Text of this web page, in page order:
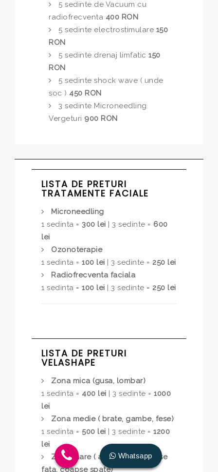
5 sedinte de Vacuum cu
radiofrecventa 400 RON
5 sedinte electrostimulare 150
RON
5 sedinte drenaj limfatic 150
RON
5 sedinte shock wave ( unde
soc ) 450 RON
3 sedinte Microneedling
Vergeturi 900 RON
LISTA DE PRETURI
TRATAMENTE FACIALE
Microneedling
1 sedinta = 300 lei | 3 sedinte = 600
lei
Ozonoterapie
1 sedinta = 100 lei | 3 sedinte = 250 lei
Radiofrecventa faciala
1 sedinta = 100 lei | 3 sedinte = 250 lei
LISTA DE PRETURI
VELASHAPE
Zona mica (gusa, lombar)
1 sedinta = 400 lei | 3 sedinte = 1000
lei
Zona medie ( brate, gambe, fese)
1 sedinta = 500 lei | 3 sedinte = 1200
lei
Zona mare ( abdomen , coapse
fata, coapse spate)
Whatsapp